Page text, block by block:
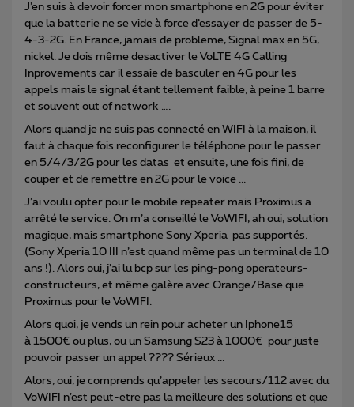
J’en suis à devoir forcer mon smartphone en 2G pour éviter
que la batterie ne se vide à force d’essayer de passer de 5-
4-3-2G. En France, jamais de probleme, Signal max en 5G,
nickel. Je dois même desactiver le VoLTE 4G Calling
Inprovements car il essaie de basculer en 4G pour les
appels mais le signal étant tellement faible, à peine 1 barre
et souvent out of network ….
Alors quand je ne suis pas connecté en WIFI à la maison, il
faut à chaque fois reconfigurer le téléphone pour le passer
en 5/4/3/2G pour les datas et ensuite, une fois fini, de
couper et de remettre en 2G pour le voice ...
J’ai voulu opter pour le mobile repeater mais Proximus a
arrêté le service. On m’a conseillé le VoWIFI, ah oui, solution
magique, mais smartphone Sony Xperia pas supportés.
(Sony Xperia 10 III n’est quand même pas un terminal de 10
ans !). Alors oui, j’ai lu bcp sur les ping-pong operateurs-
constructeurs, et même galère avec Orange/Base que
Proximus pour le VoWIFI.
Alors quoi, je vends un rein pour acheter un Iphone15
à 1500€ ou plus, ou un Samsung S23 à 1000€ pour juste
pouvoir passer un appel ???? Sérieux ...
Alors, oui, je comprends qu’appeler les secours/112 avec du
VoWIFI n’est peut-etre pas la meilleure des solutions et que